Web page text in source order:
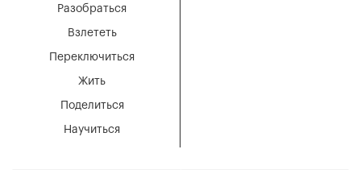
Разобраться
Взлететь
Переключиться
Жить
Поделиться
Научиться